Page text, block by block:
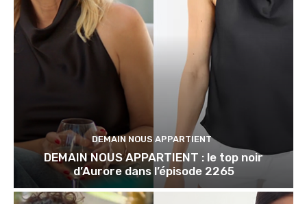
DEMAIN NOUS APPARTIENT
DEMAIN NOUS APPARTIENT : le top noir
d’Aurore dans l’épisode 2265